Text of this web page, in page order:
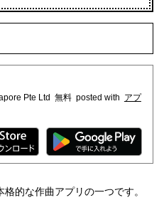
Pte Ltd 無料 posted with アプ
的な作曲アプリの一つです。